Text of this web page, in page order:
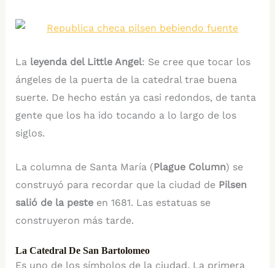
Laleyenda del Little Angel: Se cree que tocar los
ángeles de la puerta de la catedral trae buena
suerte. De hecho están ya casi redondos, de tanta
gente que los ha ido tocando a lo largo de los
siglos.
La columna de Santa María (Plague Column) se
construyó para recordar que la ciudad de Pilsen
salió de la pesteen 1681. Las estatuas se
construyeron más tarde.
La Catedral De San Bartolomeo
Es uno de los símbolos de la ciudad. La primera